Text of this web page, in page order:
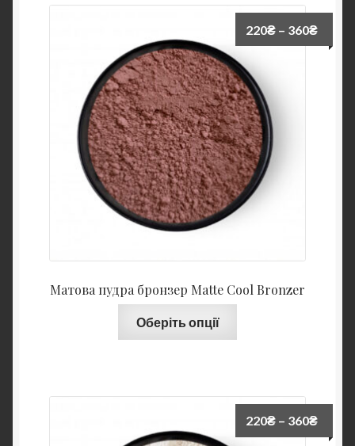
Матова пудра бронзер Matte Cool Bronzer
220₴ – 360₴
Оберіть опції
220₴ – 360₴